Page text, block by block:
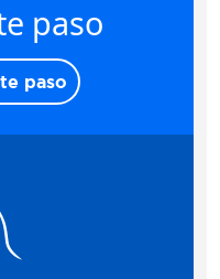
paso
paso